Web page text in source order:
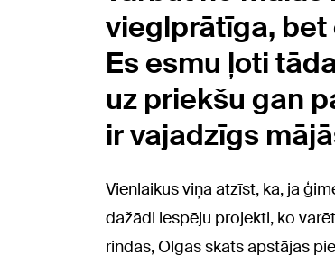
vieglprātīga, bet
Es esmu ļoti
uz priekšu gan
ir vajadzīgs
Vienlaikus viņa atzīst, ka, ja
dažādi iespēju projekti, ko
rindas, Olgas skats apstājas